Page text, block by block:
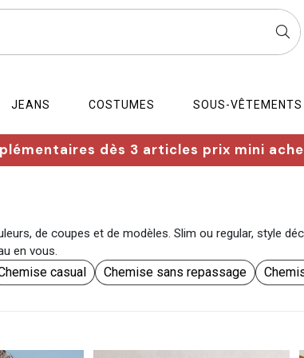
JEANS COSTUMES SOUS-VÊTEMENTS
dès 3 articles prix mini
de coupes et de modèles. Slim ou regular, style
en vous.
casual Chemise sans repassage